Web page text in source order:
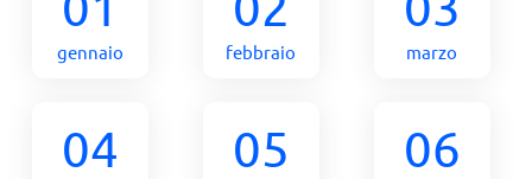
gennaio febbraio marzo
04 05 06